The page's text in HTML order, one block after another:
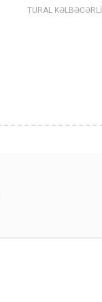
TURAL KƏLBƏCƏRLİ